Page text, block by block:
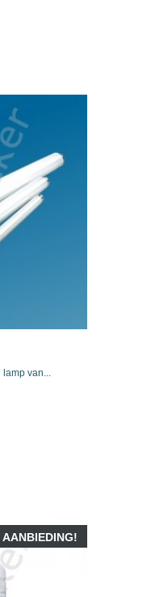
lamp van...
AANBIEDING!